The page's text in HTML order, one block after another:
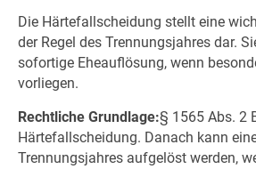
Die Härtefallscheidung stellt eine
der Regel des Trennungsjahres dar.
sofortige Eheauflösung, wenn
vorliegen.
Rechtliche Grundlage:§ 1565 Abs. 2
Härtefallscheidung. Danach kann
Trennungsjahres aufgelöst werden,